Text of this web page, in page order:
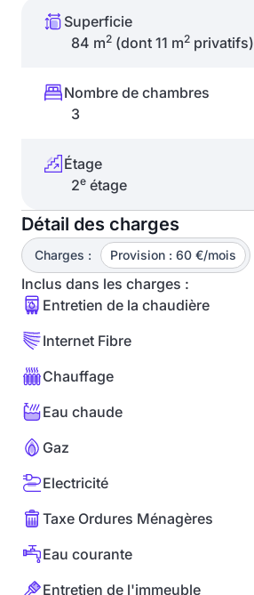
Superficie
84 m2 (dont 11 m2 privatifs)
Nombre de chambres
3
Étage
2e étage
Détail des charges
Charges : Provision : 60 €/mois
Inclus dans les charges :
Entretien de la chaudière
Internet Fibre
Chauffage
Eau chaude
Gaz
Electricité
Taxe Ordures Ménagères
Eau courante
Entretien de l'immeuble